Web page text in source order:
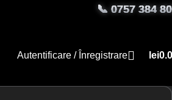
📞 0757 384
Autentificare / Înregistrare lei